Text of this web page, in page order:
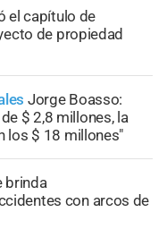
el capítulo de
de propiedad
Jorge Boasso:
$ 2,8 millones, la
los $ 18 millones"
brinda
con arcos de